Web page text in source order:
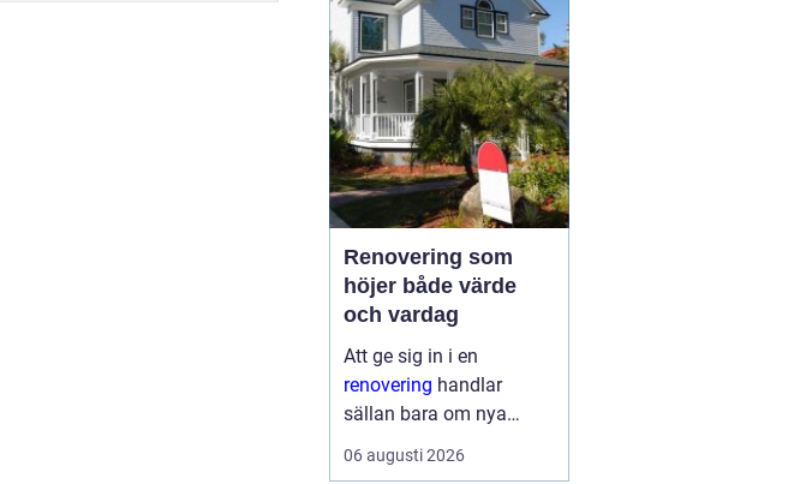
nycklar med digitala
nyckelbärare som kort,
brickor eller koder får
fastighe...
Renovering som
höjer både värde
och vardag
Att ge sig in i en
renovering handlar
sällan bara om nya
ytskikt. För många
handlar det om att
06 augusti 2026